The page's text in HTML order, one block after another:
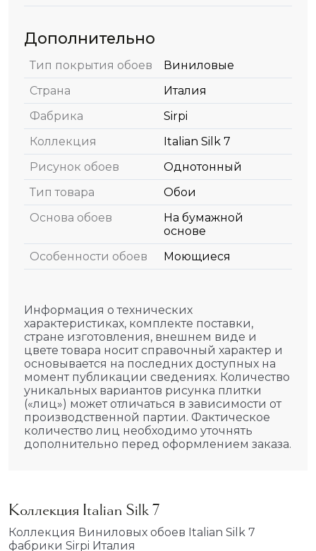
Дополнительно
Тип покрытия обоев
Виниловые
Страна
Италия
Фабрика
Sirpi
Коллекция
Italian Silk 7
Рисунок обоев
Однотонный
Тип товара
Обои
Основа обоев
На бумажной
основе
Особенности обоев
Моющиеся
Информация о технических
характеристиках, комплекте поставки,
стране изготовления, внешнем виде и
цвете товара носит справочный характер и
основывается на последних доступных на
момент публикации сведениях. Количество
уникальных вариантов рисунка плитки
(«лиц») может отличаться в зависимости от
производственной партии. Фактическое
количество лиц необходимо уточнять
дополнительно перед оформлением заказа.
Коллекция Italian Silk 7
Коллекция Виниловых обоев Italian Silk 7
фабрики Sirpi Италия